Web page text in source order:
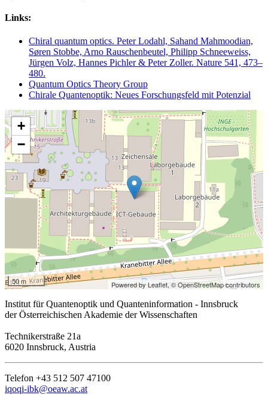
Links:
Chiral quantum optics. Peter Lodahl, Sahand Mahmoodian,
Søren Stobbe, Arno Rauschenbeutel, Philipp Schneeweiss,
Jürgen Volz, Hannes Pichler & Peter Zoller. Nature 541, 473–
480.
Quantum Optics Theory Group
Chirale Quantenoptik: Neues Forschungsfeld mit Potenzial
+
−
50 m Powered by Leaflet,© OpenStreetMap contributors
Institut für Quantenoptik und Quanteninformation - Innsbruck
der Österreichischen Akademie der Wissenschaften
Technikerstraße 21a
6020 Innsbruck, Austria
Telefon +43 512 507 47100
iqoqi-ibk@oeaw.ac.at